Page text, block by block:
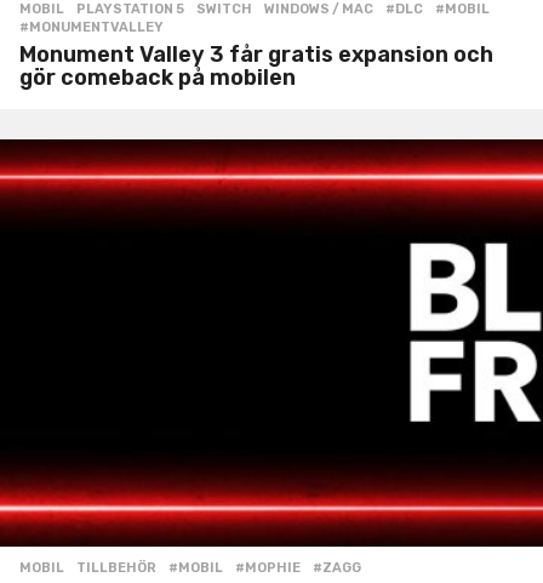
MOBIL ,PLAYSTATION 5 ,SWITCH ,WINDOWS / MAC #DLC ,#MOBIL
#MONUMENTVALLEY
Monument Valley 3 får gratis expansion och
gör comeback på mobilen
MOBIL ,TILLBEHÖR #MOBIL ,#MOPHIE ,#ZAGG